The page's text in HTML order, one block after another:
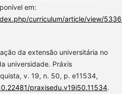
em:
curriculum/article/view/
da extensão universitária no
universidade. Práxis
v. 19, n. 50, p. e11534,
praxisedu.v19i50.11534.